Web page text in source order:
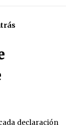
¿final
Desafío
declaración